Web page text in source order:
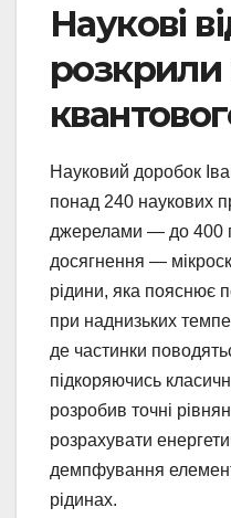
Наукові
розкрили
Науковий доробок
понад 240 наукових
джерелами — до 400
досягнення —
рідини, яка пояснює
при наднизьких
де частинки
підкоряючись
розробив точні
розрахувати
демпфування
рідинах.